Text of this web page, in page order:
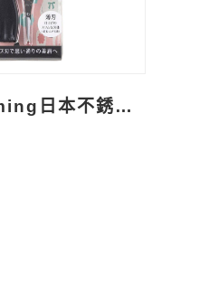
KAI Nyarming日本不銹鋼超薄尖弧形修眉剪刀